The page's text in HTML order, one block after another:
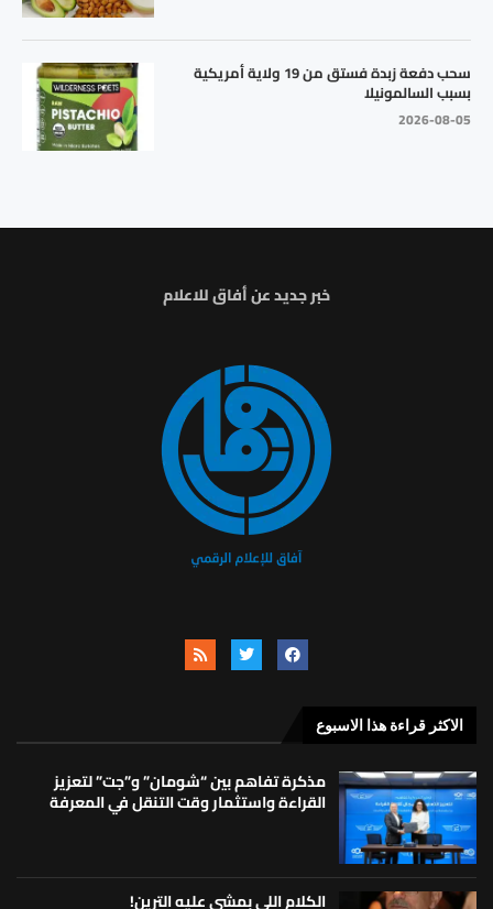
سحب دفعة زبدة فستق من 19 ولاية أمريكية
بسبب السالمونيلا
2026-08-05
خبر جديد عن أفاق للاعلام
الاكثر قراءة هذا الاسبوع
مذكرة تفاهم بين “شومان” و”جت” لتعزيز
القراءة واستثمار وقت التنقل في المعرفة
الكلام اللي بمشي عليه الترين!